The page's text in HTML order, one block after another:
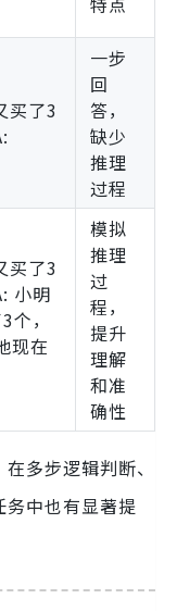
买了3
一步
回
答，
缺少
推理
过程
买了3
小明
，
现在
模拟
推理
过
程，
提升
理解
和准
确性
多步逻辑判断、
中也有显著提